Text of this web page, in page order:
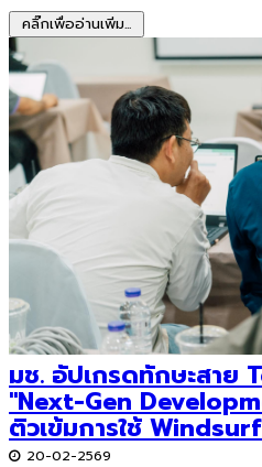
คลิ๊กเพื่ออ่านเพิ่ม...
มช. อัปเกรดทักษะสาย
"Next-Gen
ติวเข้มการใช้
20-02-2569